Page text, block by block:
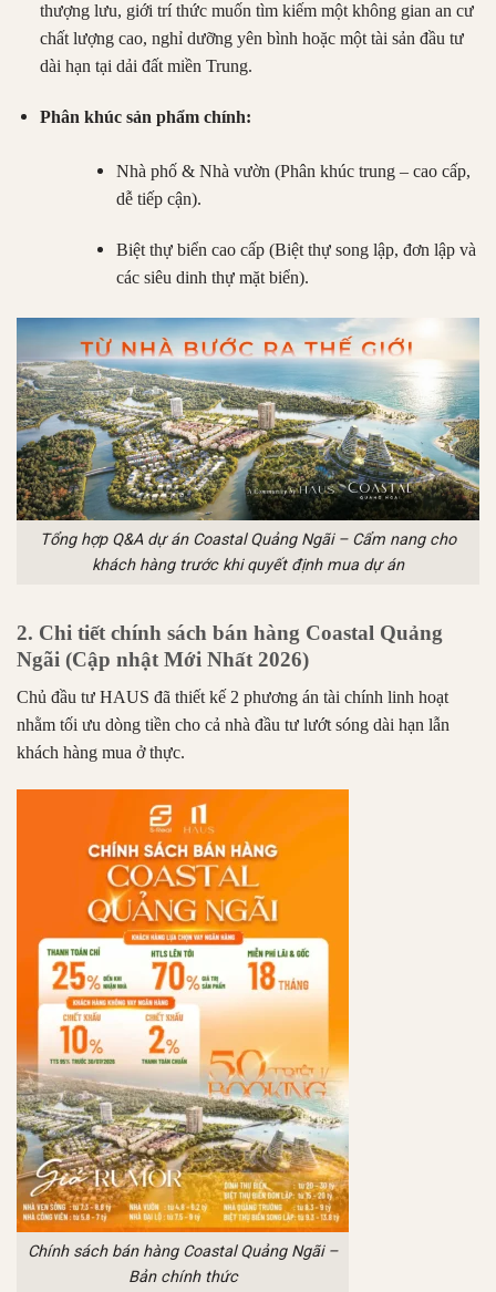
thượng lưu, giới trí thức muốn tìm kiếm một không gian an cư
chất lượng cao, nghỉ dưỡng yên bình hoặc một tài sản đầu tư
dài hạn tại dải đất miền Trung.
Phân khúc sản phẩm chính:
Nhà phố & Nhà vườn (Phân khúc trung – cao cấp,
dễ tiếp cận).
Biệt thự biển cao cấp (Biệt thự song lập, đơn lập và
các siêu dinh thự mặt biển).
Tổng hợp Q&A dự án Coastal Quảng Ngãi – Cẩm nang cho
khách hàng trước khi quyết định mua dự án
2. Chi tiết chính sách bán hàng Coastal Quảng
Ngãi (Cập nhật Mới Nhất 2026)
Chủ đầu tư HAUS đã thiết kế 2 phương án tài chính linh hoạt
nhằm tối ưu dòng tiền cho cả nhà đầu tư lướt sóng dài hạn lẫn
khách hàng mua ở thực.
Chính sách bán hàng Coastal Quảng Ngãi –
Bản chính thức